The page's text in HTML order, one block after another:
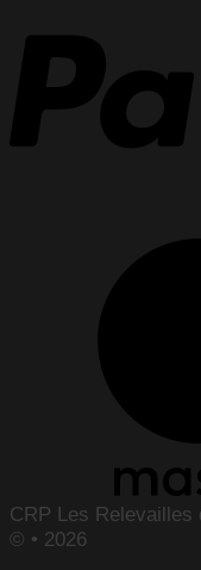
CRP Les Relevailles
© • 2026